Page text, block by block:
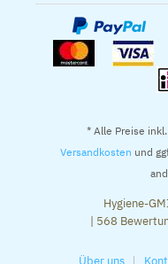
* Alle Preise
Versandkosten und
Hygiene-
| 568